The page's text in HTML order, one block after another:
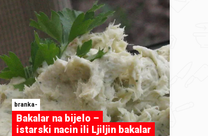
branka-
Bakalar na bijelo –
istarski nacin ili Ljiljin bakalar